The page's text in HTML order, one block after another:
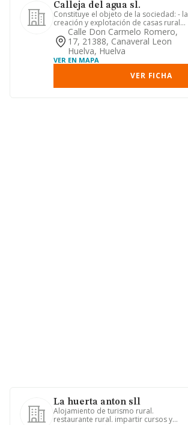
Calleja del agua sl.
Constituye el objeto de la sociedad: - la
creación y explotación de casas rurales
en la sierra de a...
Calle Don Carmelo Romero,
17, 21388, Canaveral Leon
Huelva, Huelva
VER EN MAPA
VER FICHA
La huerta anton sll
Alojamiento de turismo rural.
restaurante rural. impartir cursos y